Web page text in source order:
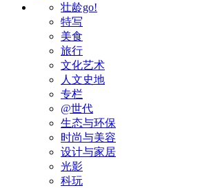
壮龄go!
特写
美食
旅行
文化艺术
人文史地
专栏
@世代
生态与环保
时尚与美容
设计与家居
光影
科玩